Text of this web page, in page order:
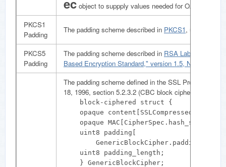
ec object to suppply values needed for
PKCS1
Padding
The padding scheme described in PKCS1, used with
PKCS5
Padding
The padding scheme described in RSA Laboratories,
Based Encryption Standard," version 1.5, November
The padding scheme defined in the SSL Protocol
18, 1996, section 5.2.3.2 (CBC block cipher):
    block-ciphered struct {
    } GenericBlockCipher;